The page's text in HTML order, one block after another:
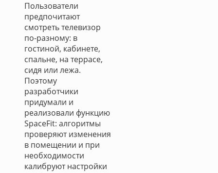
Пользователи
предпочитают
смотреть телевизор
по-разному: в
гостиной, кабинете,
спальне, на террасе,
сидя или лежа.
Поэтому
разработчики
придумали и
реализовали функцию
SpaceFit: алгоритмы
проверяют изменения
в помещении и при
необходимости
калибруют настройки